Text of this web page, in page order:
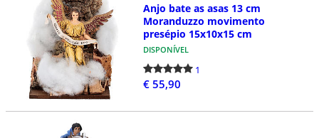
Anjo bate as asas 13 cm
Moranduzzo movimento
presépio 15x10x15 cm
DISPONÍVEL
1
€ 55,90